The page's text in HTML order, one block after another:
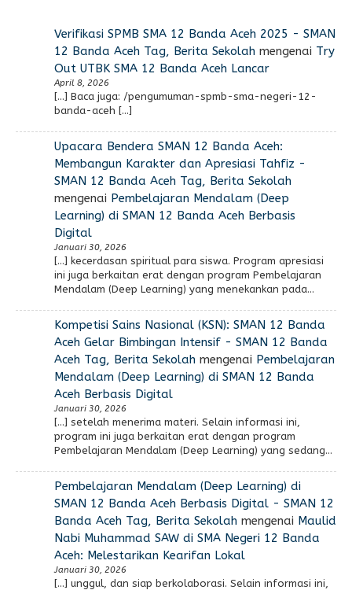
Verifikasi SPMB SMA 12 Banda Aceh 2025 - SMAN
12 Banda Aceh Tag, Berita Sekolahmengenai Try
Out UTBK SMA 12 Banda Aceh Lancar
April 8, 2026
[…] Baca juga: /pengumuman-spmb-sma-negeri-12-
banda-aceh […]
Upacara Bendera SMAN 12 Banda Aceh:
Membangun Karakter dan Apresiasi Tahfiz -
SMAN 12 Banda Aceh Tag, Berita Sekolah
mengenai Pembelajaran Mendalam (Deep
Learning) di SMAN 12 Banda Aceh Berbasis
Digital
Januari 30, 2026
[…] kecerdasan spiritual para siswa. Program apresiasi
ini juga berkaitan erat dengan program Pembelajaran
Mendalam (Deep Learning) yang menekankan pada…
Kompetisi Sains Nasional (KSN): SMAN 12 Banda
Aceh Gelar Bimbingan Intensif - SMAN 12 Banda
Aceh Tag, Berita Sekolahmengenai Pembelajaran
Mendalam (Deep Learning) di SMAN 12 Banda
Aceh Berbasis Digital
Januari 30, 2026
[…] setelah menerima materi. Selain informasi ini,
program ini juga berkaitan erat dengan program
Pembelajaran Mendalam (Deep Learning) yang sedang…
Pembelajaran Mendalam (Deep Learning) di
SMAN 12 Banda Aceh Berbasis Digital - SMAN 12
Banda Aceh Tag, Berita Sekolahmengenai Maulid
Nabi Muhammad SAW di SMA Negeri 12 Banda
Aceh: Melestarikan Kearifan Lokal
Januari 30, 2026
[…] unggul, dan siap berkolaborasi. Selain informasi ini,